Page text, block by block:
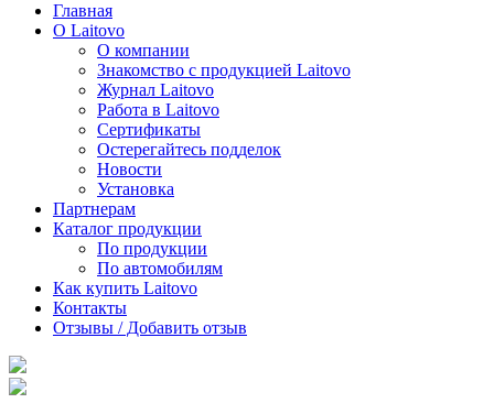
Главная
О Laitovo
О компании
Знакомство с продукцией Laitovo
Журнал Laitovo
Работа в Laitovo
Сертификаты
Остерегайтесь подделок
Новости
Установка
Партнерам
Каталог продукции
По продукции
По автомобилям
Как купить Laitovo
Контакты
Отзывы / Добавить отзыв